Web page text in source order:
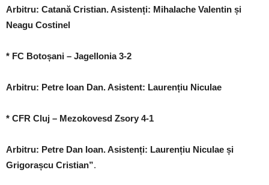
Arbitru: Catană Cristian. Asistenți: Mihalache Valentin și
Neagu Costinel
* FC Botoșani – Jagellonia 3-2
Arbitru: Petre Ioan Dan. Asistent: Laurențiu Niculae
* CFR Cluj – Mezokovesd Zsory 4-1
Arbitru: Petre Dan Ioan. Asistenți: Laurențiu Niculae și
Grigorașcu Cristian”.